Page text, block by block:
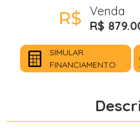
Venda
R$
SIMULAR
FINANCIAMENTO